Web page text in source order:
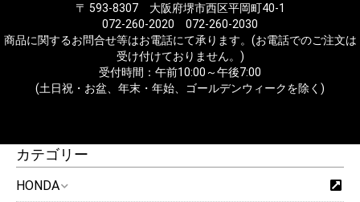
カテゴリー
HONDA
〒 593-8307 大阪府堺市西区平岡町40-1
072-260-2020 072-260-2030
商品に関するお問合せ等はお電話にて承ります。(お電話でのご注文は
受け付けておりません。)
受付時間：午前10:00～午後7:00
(土日祝・お盆、年末・年始、ゴールデンウィークを除く)